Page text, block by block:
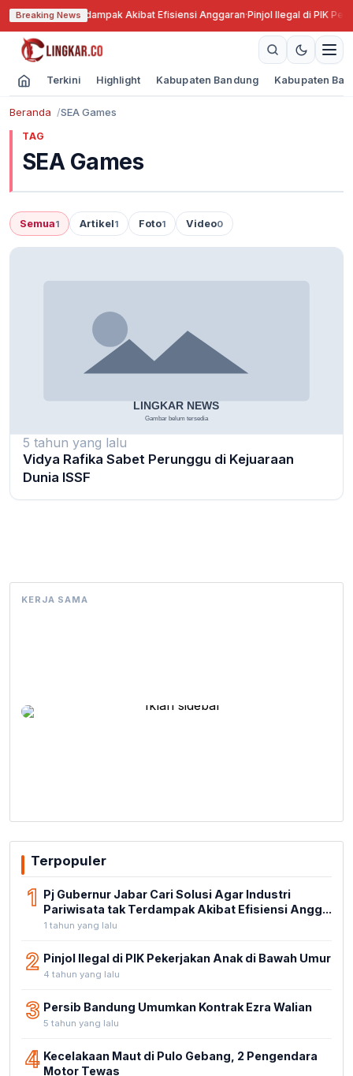
Breaking Newstak Terdampak Akibat Efisiensi Anggaran·Pinjol Ilegal di PIK
Terkini Highlight Kabupaten Bandung Kabupaten
Beranda SEA Games
TAG
SEA Games
Semua1 Artikel1 Foto1 Video0
5 tahun yang lalu
Vidya Rafika Sabet Perunggu di Kejuaraan
Dunia ISSF
KERJA SAMA
Terpopuler
1 Pj Gubernur Jabar Cari Solusi Agar Industri
Pariwisata tak Terdampak Akibat Efisiensi Angg...
1 tahun yang lalu
2 Pinjol Ilegal di PIK Pekerjakan Anak di Bawah Umur
4 tahun yang lalu
3 Persib Bandung Umumkan Kontrak Ezra Walian
5 tahun yang lalu
4 Kecelakaan Maut di Pulo Gebang, 2 Pengendara
Motor Tewas